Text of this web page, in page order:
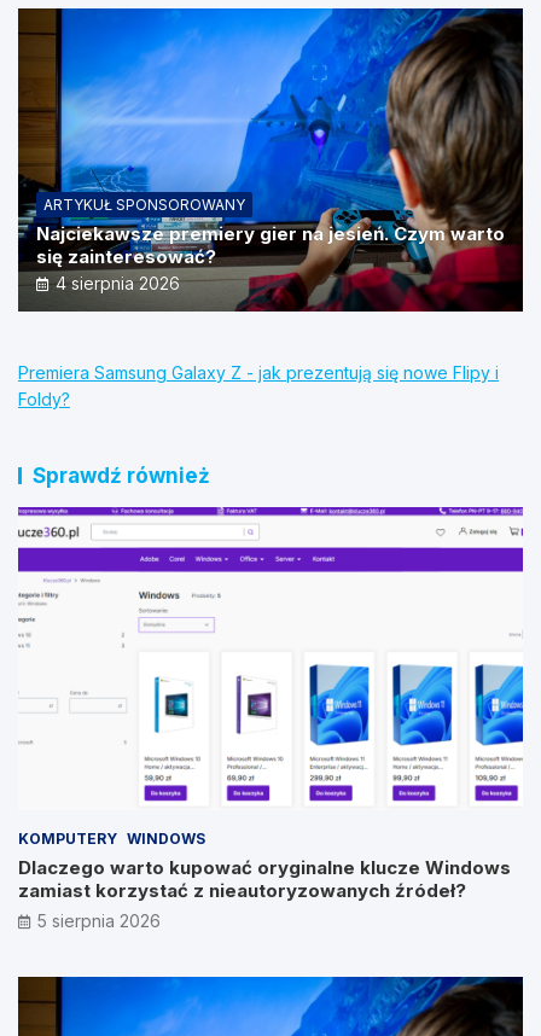
ARTYKUŁ SPONSOROWANY
Najciekawsze premiery gier na jesień. Czym warto
się zainteresować?
4 sierpnia 2026
Premiera Samsung Galaxy Z - jak prezentują się nowe Flipy i
Foldy?
Sprawdź również
KOMPUTERY WINDOWS
Dlaczego warto kupować oryginalne klucze Windows
zamiast korzystać z nieautoryzowanych źródeł?
5 sierpnia 2026